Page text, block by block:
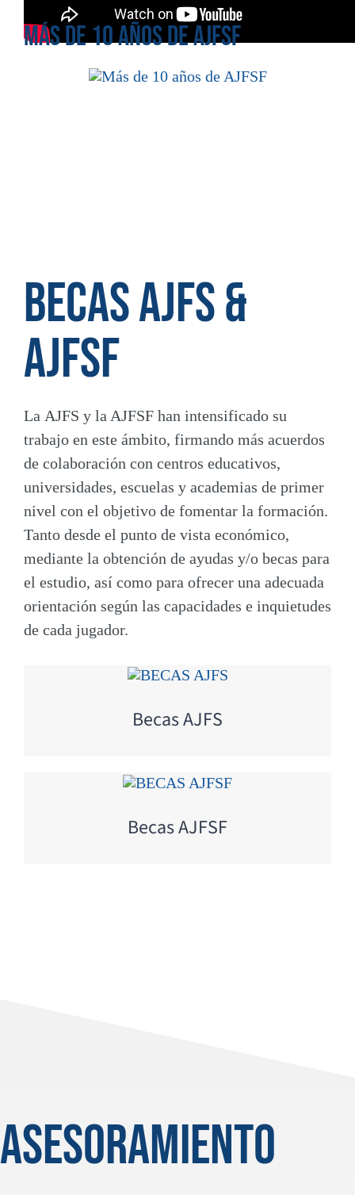
Más de 10 años de AJFSF
BECAS AJFS &
AJFSF
La AJFS y la AJFSFhan intensificado su
trabajo en este ámbito, firmando más acuerdos
de colaboración con centros educativos,
universidades, escuelas y academias de primer
nivel con el objetivo de fomentar la formación.
Tanto desde el punto de vista económico,
mediante la obtención de ayudas y/o becas para
el estudio, así como para ofrecer una adecuada
orientación según las capacidades e inquietudes
de cada jugador.
Becas AJFS
Becas AJFSF
asesoramiento